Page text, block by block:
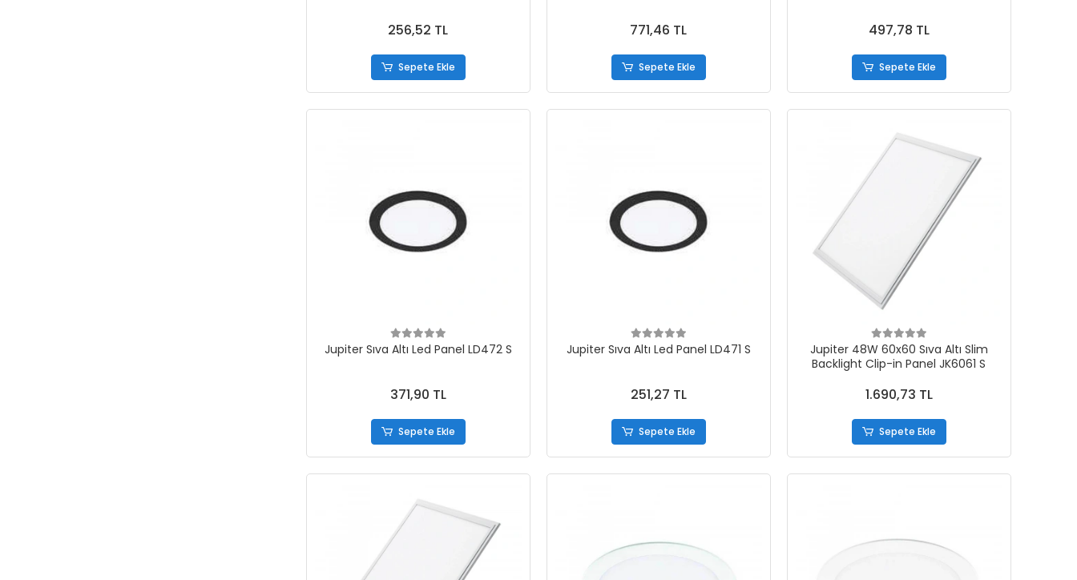
256,52 TL
Sepete Ekle
771,46 TL
Sepete Ekle
497,78 TL
Sepete Ekle
Jupiter Sıva Altı Led Panel LD472 S
371,90 TL
Sepete Ekle
Jupiter Sıva Altı Led Panel LD471 S
251,27 TL
Sepete Ekle
Jupiter 48W 60x60 Sıva Altı Slim
Backlight Clip-in Panel JK6061 S
1.690,73 TL
Sepete Ekle